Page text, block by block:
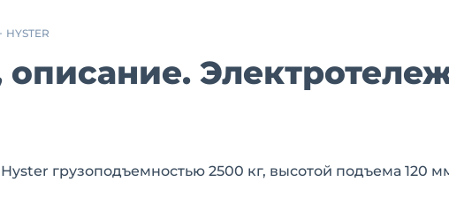
HYSTER
грузоподъемностью 2500 кг, высотой подъема 120